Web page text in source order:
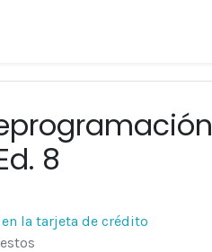
8
en la tarjeta de crédito